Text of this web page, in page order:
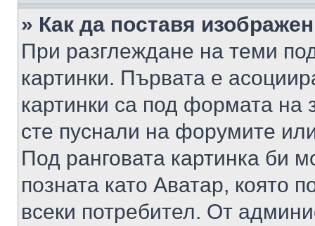
» Как да поставя
При разглеждане на теми
картинки. Първата е
картинки са под формата на
сте пуснали на форумите
Под ранговата картинка би
позната като Аватар, която
всеки потребител. От